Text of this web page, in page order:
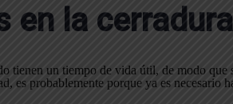
en la cerradura
tienen un tiempo de vida útil, de modo que
es probablemente porque ya es necesario